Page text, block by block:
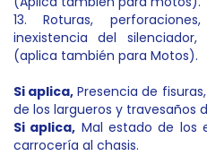
13. Roturas,
inexistencia del
(aplica también para Motos).
Si aplica, Presencia de
de los largueros y travesaños
Si aplica, Mal estado de los
carrocería al chasis.